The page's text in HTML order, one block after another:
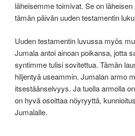
läheisemme toimivat. Se on
tämän päivän uuden testamentin
Uuden testamentin luvussa myös
Jumala antoi ainoan poikansa, jotta
syntimme tulisi sovitettua. Tämän
hiljentyä useammin. Jumalan armo
itsestäänselvyys. Ja tuolla armolla
on hyvä osoittaa nöyryyttä,
Jumalalle.